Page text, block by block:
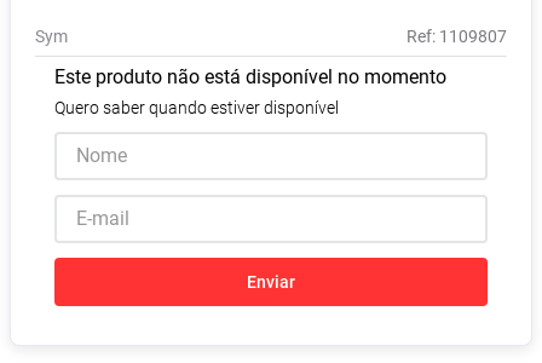
Sym : 1109807
Este produto não está disponível no momento
Quero saber quando estiver disponível
Enviar
10º Vitamina D